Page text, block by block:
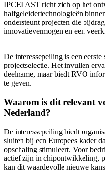
IPCEI AST richt zich op het
halfgeleidertechnologieën
ondersteunt projecten die
innovatievermogen en een
De interessepeiling is een
projectselectie. Het invullen
deelname, maar biedt RVO
te geven.
Waarom is dit relevant
Nederland?
De interessepeiling biedt
sluiten bij een Europees kader
opschaling stimuleert. Voor
actief zijn in chipontwikkeling,
kan dit waardevolle nieuwe